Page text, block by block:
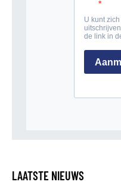
LAATSTE NIEUWS